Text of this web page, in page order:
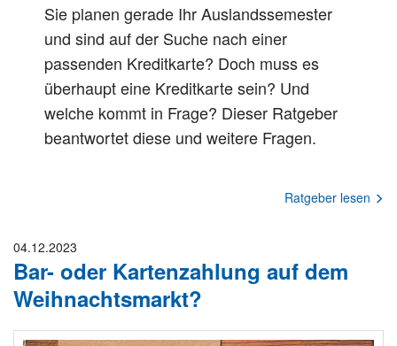
Sie planen gerade Ihr Auslandssemester
und sind auf der Suche nach einer
passenden Kreditkarte? Doch muss es
überhaupt eine Kreditkarte sein? Und
welche kommt in Frage? Dieser Ratgeber
beantwortet diese und weitere Fragen.
Ratgeber lesen
04.12.2023
Bar- oder Kartenzahlung auf dem
Weihnachtsmarkt?